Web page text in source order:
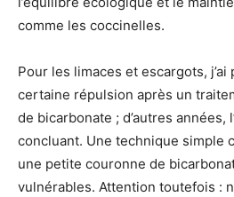
comme les coccinelles.
Pour les limaces et escargots,
certaine répulsion après un
de bicarbonate ; d’autres années,
concluant. Une technique simple
une petite couronne de
vulnérables. Attention toutefois :